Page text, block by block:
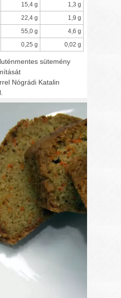
15,4 g
1,3 g
22,4 g
1,9 g
55,0 g
4,6 g
0,25 g 0,02 g
sütemény
Nógrádi Katalin